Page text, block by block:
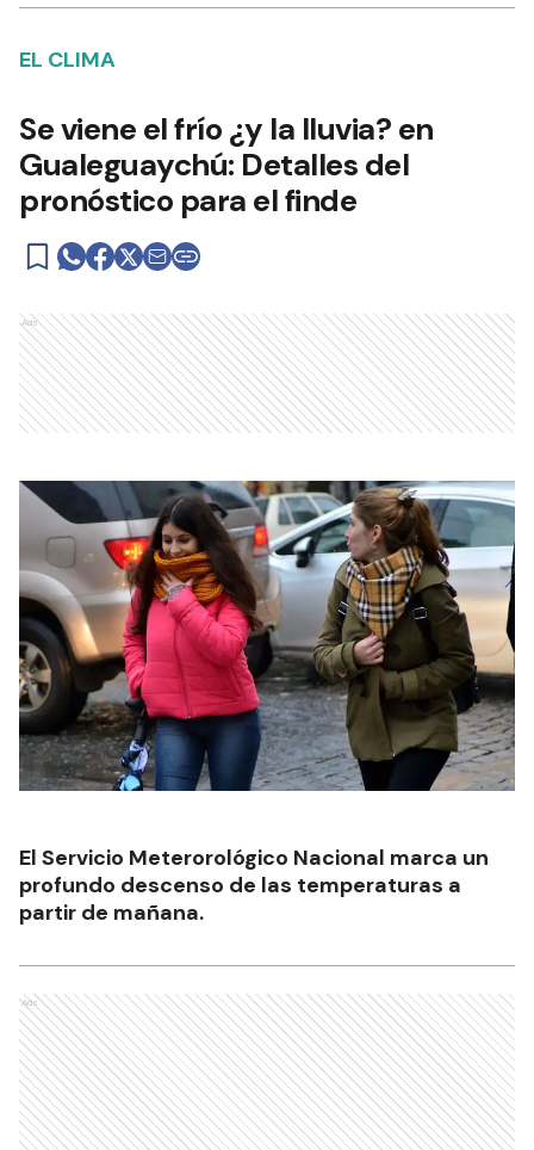
EL CLIMA
Se viene el frío ¿y la lluvia? en
Gualeguaychú: Detalles del
pronóstico para el finde
Ads
El Servicio Meterorológico Nacional marca un
profundo descenso de las temperaturas a
partir de mañana.
Ads